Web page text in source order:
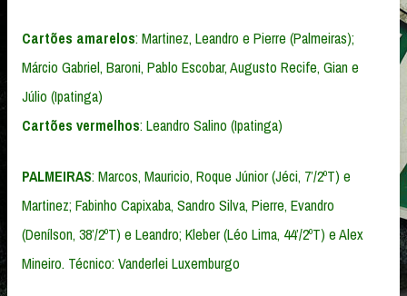
Cartões amarelos: Martinez, Leandro e Pierre (Palmeiras);
Márcio Gabriel, Baroni, Pablo Escobar, Augusto Recife, Gian e
Júlio (Ipatinga)
Cartões vermelhos: Leandro Salino (Ipatinga)
PALMEIRAS: Marcos, Mauricio, Roque Júnior (Jéci, 7’/2ºT) e
Martinez; Fabinho Capixaba, Sandro Silva, Pierre, Evandro
(Denílson, 38’/2ºT) e Leandro; Kleber (Léo Lima, 44’/2ºT) e Alex
Mineiro. Técnico: Vanderlei Luxemburgo